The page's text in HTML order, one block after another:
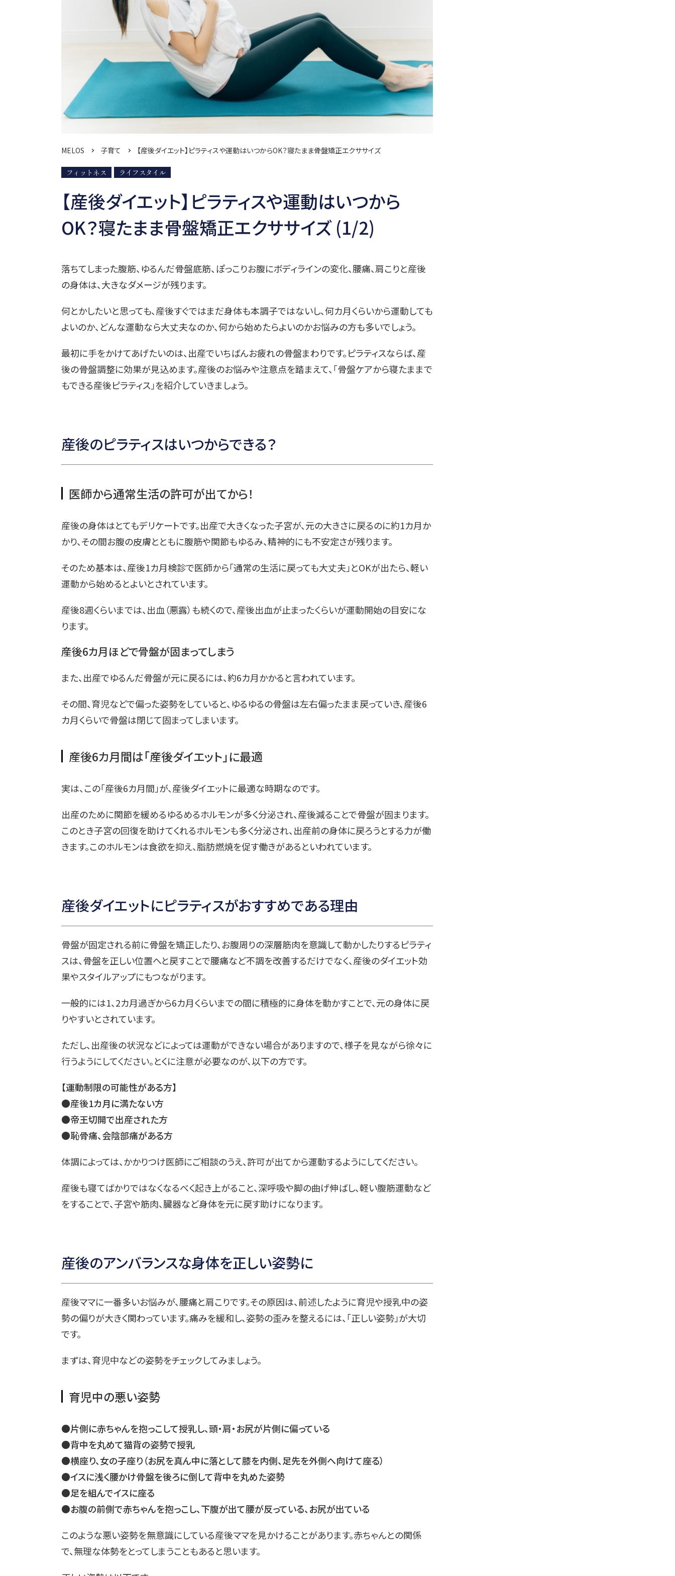
MELOS 子育て 【産後ダイエット】ピラティスや運動はいつからOK？寝たまま骨盤矯正エクササイズ
フィットネス ライフスタイル
【産後ダイエット】ピラティスや運動はいつから
OK？寝たまま骨盤矯正エクササイズ (1/2)
落ちてしまった腹筋、ゆるんだ骨盤底筋、ぽっこりお腹にボディラインの変化、腰痛、肩こりと産後
の身体は、大きなダメージが残ります。
何とかしたいと思っても、産後すぐではまだ身体も本調子ではないし、何カ月くらいから運動しても
よいのか、どんな運動なら大丈夫なのか、何から始めたらよいのかお悩みの方も多いでしょう。
最初に手をかけてあげたいのは、出産でいちばんお疲れの骨盤まわりです。ピラティスならば、産
後の骨盤調整に効果が見込めます。産後のお悩みや注意点を踏まえて、「骨盤ケアから寝たままで
もできる産後ピラティス」を紹介していきましょう。
産後のピラティスはいつからできる？
医師から通常生活の許可が出てから！
産後の身体はとてもデリケートです。出産で大きくなった子宮が、元の大きさに戻るのに約1カ月か
かり、その間お腹の皮膚とともに腹筋や関節もゆるみ、精神的にも不安定さが残ります。
そのため基本は、産後1カ月検診で医師から「通常の生活に戻っても大丈夫」とOKが出たら、軽い
運動から始めるとよいとされています。
産後8週くらいまでは、出血（悪露）も続くので、産後出血が止まったくらいが運動開始の目安にな
ります。
産後6カ月ほどで骨盤が固まってしまう
また、出産でゆるんだ骨盤が元に戻るには、約6カ月かかると言われています。
その間、育児などで偏った姿勢をしていると、ゆるゆるの骨盤は左右偏ったまま戻っていき、産後6
カ月くらいで骨盤は閉じて固まってしまいます。
産後6カ月間は「産後ダイエット」に最適
実は、この「産後6カ月間」が、産後ダイエットに最適な時期なのです。
出産のために関節を緩めるゆるめるホルモンが多く分泌され、産後減ることで骨盤が固まります。
このとき子宮の回復を助けてくれるホルモンも多く分泌され、出産前の身体に戻ろうとする力が働
きます。このホルモンは食欲を抑え、脂肪燃焼を促す働きがあるといわれています。
産後ダイエットにピラティスがおすすめである理由
骨盤が固定される前に骨盤を矯正したり、お腹周りの深層筋肉を意識して動かしたりするピラティ
スは、骨盤を正しい位置へと戻すことで腰痛など不調を改善するだけでなく、産後のダイエット効
果やスタイルアップにもつながります。
一般的には1、2カ月過ぎから6カ月くらいまでの間に積極的に身体を動かすことで、元の身体に戻
りやすいとされています。
ただし、出産後の状況などによっては運動ができない場合がありますので、様子を見ながら徐々に
行うようにしてください。とくに注意が必要なのが、以下の方です。
【運動制限の可能性がある方】
●産後1カ月に満たない方
●帝王切開で出産された方
●恥骨痛、会陰部痛がある方
体調によっては、かかりつけ医師にご相談のうえ、許可が出てから運動するようにしてください。
産後も寝てばかりではなくなるべく起き上がること、深呼吸や脚の曲げ伸ばし、軽い腹筋運動など
をすることで、子宮や筋肉、臓器など身体を元に戻す助けになります。
産後のアンバランスな身体を正しい姿勢に
産後ママに一番多いお悩みが、腰痛と肩こりです。その原因は、前述したように育児や授乳中の姿
勢の偏りが大きく関わっています。痛みを緩和し、姿勢の歪みを整えるには、「正しい姿勢」が大切
です。
まずは、育児中などの姿勢をチェックしてみましょう。
育児中の悪い姿勢
●片側に赤ちゃんを抱っこして授乳し、頭・肩・お尻が片側に偏っている
●背中を丸めて猫背の姿勢で授乳
●横座り、女の子座り（お尻を真ん中に落として膝を内側、足先を外側へ向けて座る）
●イスに浅く腰かけ骨盤を後ろに倒して背中を丸めた姿勢
●足を組んでイスに座る
●お腹の前側で赤ちゃんを抱っこし、下腹が出て腰が反っている、お尻が出ている
このような悪い姿勢を無意識にしている産後ママを見かけることがあります。赤ちゃんとの関係
で、無理な体勢をとってしまうこともあると思います。